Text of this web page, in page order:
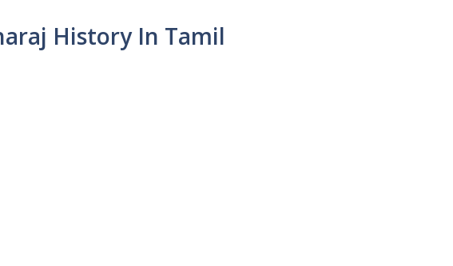
History In Tamil